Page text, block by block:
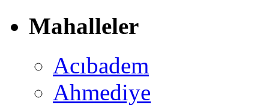
Mahalleler
Acıbadem
Ahmediye